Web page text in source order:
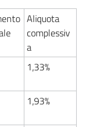
Aliquota
complessiv
a
1,33%
1,93%